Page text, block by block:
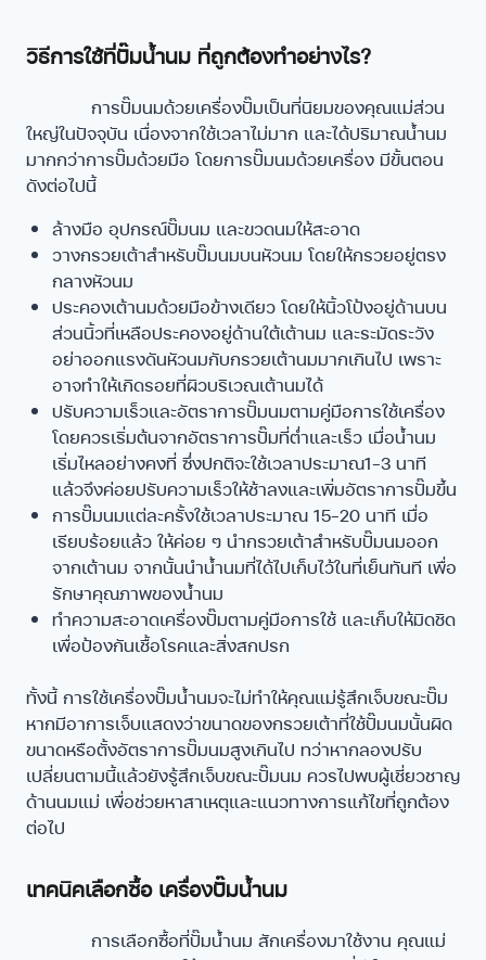
วิธีการใช้ที่ปั๊มน้ำนม ที่ถูกต้องทำอย่างไร?
การปั๊มนมด้วยเครื่องปั๊มเป็นที่นิยมของคุณแม่ส่วน
ใหญ่ในปัจจุบัน เนื่องจากใช้เวลาไม่มาก และได้ปริมาณน้ำนม
มากกว่าการปั๊มด้วยมือ โดยการปั๊มนมด้วยเครื่อง มีขั้นตอน
ดังต่อไปนี้
ล้างมือ อุปกรณ์ปั๊มนม และขวดนมให้สะอาด
วางกรวยเต้าสำหรับปั๊มนมบนหัวนม โดยให้กรวยอยู่ตรง
กลางหัวนม
ประคองเต้านมด้วยมือข้างเดียว โดยให้นิ้วโป้งอยู่ด้านบน
ส่วนนิ้วที่เหลือประคองอยู่ด้านใต้เต้านม และระมัดระวัง
อย่าออกแรงดันหัวนมกับกรวยเต้านมมากเกินไป เพราะ
อาจทำให้เกิดรอยที่ผิวบริเวณเต้านมได้
ปรับความเร็วและอัตราการปั๊มนมตามคู่มือการใช้เครื่อง
โดยควรเริ่มต้นจากอัตราการปั๊มที่ต่ำและเร็ว เมื่อน้ำนม
เริ่มไหลอย่างคงที่ ซึ่งปกติจะใช้เวลาประมาณ1-3 นาที
แล้วจึงค่อยปรับความเร็วให้ช้าลงและเพิ่มอัตราการปั๊มขึ้น
การปั๊มนมแต่ละครั้งใช้เวลาประมาณ 15-20 นาที เมื่อ
เรียบร้อยแล้ว ให้ค่อย ๆ นำกรวยเต้าสำหรับปั๊มนมออก
จากเต้านม จากนั้นนำน้ำนมที่ได้ไปเก็บไว้ในที่เย็นทันที เพื่อ
รักษาคุณภาพของน้ำนม
ทำความสะอาดเครื่องปั๊มตามคู่มือการใช้ และเก็บให้มิดชิด
เพื่อป้องกันเชื้อโรคและสิ่งสกปรก
ทั้งนี้ การใช้เครื่องปั๊มน้ำนมจะไม่ทำให้คุณแม่รู้สึกเจ็บขณะปั๊ม
หากมีอาการเจ็บแสดงว่าขนาดของกรวยเต้าที่ใช้ปั๊มนมนั้นผิด
ขนาดหรือตั้งอัตราการปั๊มนมสูงเกินไป ทว่าหากลองปรับ
เปลี่ยนตามนี้แล้วยังรู้สึกเจ็บขณะปั๊มนม ควรไปพบผู้เชี่ยวชาญ
ด้านนมแม่ เพื่อช่วยหาสาเหตุและแนวทางการแก้ไขที่ถูกต้อง
ต่อไป
เทคนิคเลือกซื้อ เครื่องปั๊มน้ำนม
การเลือกซื้อที่ปั๊มน้ำนม สักเครื่องมาใช้งาน คุณแม่